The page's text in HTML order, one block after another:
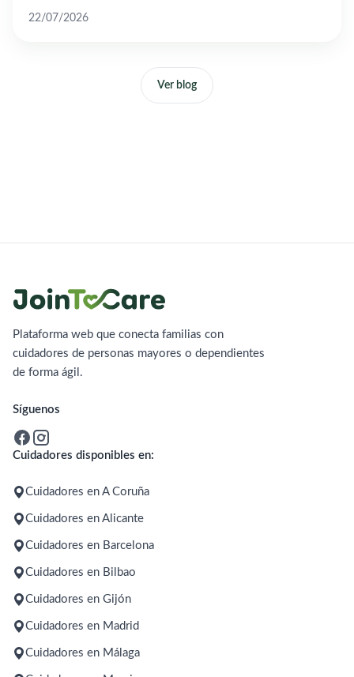
22/07/2026
Ver blog
Plataforma web que conecta familias con
cuidadores de personas mayores o dependientes
de forma ágil.
Síguenos
Cuidadores disponibles en:
Cuidadores en A Coruña
Cuidadores en Alicante
Cuidadores en Barcelona
Cuidadores en Bilbao
Cuidadores en Gijón
Cuidadores en Madrid
Cuidadores en Málaga